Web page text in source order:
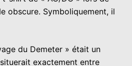
obscure. Symboliquement, il
du Demeter » était un
exactement entre